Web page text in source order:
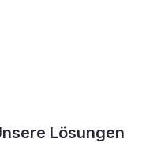
Lösungen